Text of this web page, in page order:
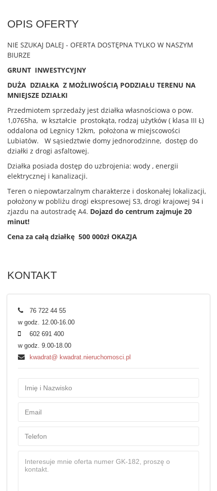
OPIS OFERTY
NIE SZUKAJ DALEJ - OFERTA DOSTĘPNA TYLKO W NASZYM
BIURZE
GRUNT INWESTYCYJNY
DUŻA DZIAŁKA Z MOŻLIWOŚCIĄ PODZIAŁU TERENU NA
MNIEJSZE DZIAŁKI
Przedmiotem sprzedaży jest działka własnościowa o pow.
1,0765ha, w kształcie prostokąta, rodzaj użytków ( klasa III Ł)
oddalona od Legnicy 12km, położona w miejscowości
Lubiatów. W sąsiedztwie domy jednorodzinne, dostęp do
działki z drogi asfaltowej.
Działka posiada dostęp do uzbrojenia: wody , energii
elektrycznej i kanalizacji.
Teren o niepowtarzalnym charakterze i doskonałej lokalizacji,
położony w pobliżu drogi ekspresowej S3, drogi krajowej 94 i
zjazdu na autostradę A4. Dojazd do centrum zajmuje 20
minut!
Cena za całą działkę 500 000zł OKAZJA
KONTAKT
76 722 44 55
w godz. 12.00-16.00
602 691 400
w godz. 9.00-18.00
kwadrat@ kwadrat.nieruchomosci.pl